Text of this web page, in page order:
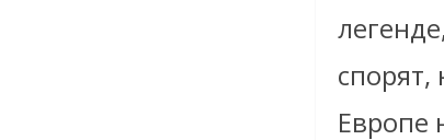
спорят,
Европе